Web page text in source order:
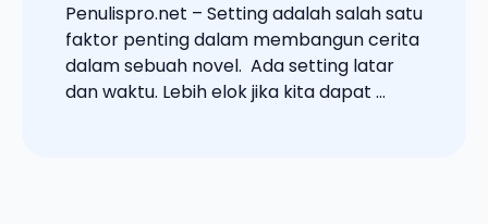
Penulispro.net – Setting adalah salah satu
faktor penting dalam membangun cerita
dalam sebuah novel. Ada setting latar
dan waktu. Lebih elok jika kita dapat ...